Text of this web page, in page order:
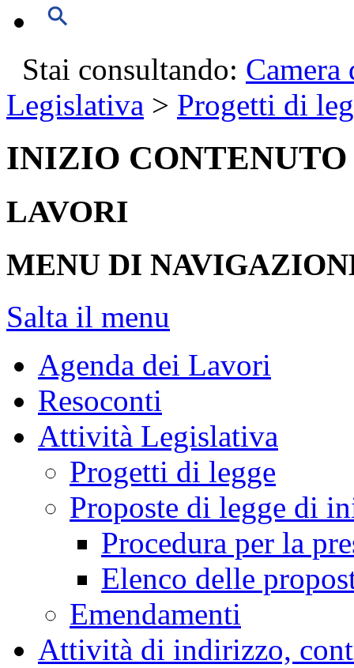
Stai consultando: Camera
Legislativa > Progetti di
INIZIO CONTENUTO
LAVORI
MENU DI
Salta il menu
Agenda dei Lavori
Resoconti
Attività Legislativa
Progetti di legge
Proposte di legge di
Procedura per la
Elenco delle
Emendamenti
Attività di indirizzo,